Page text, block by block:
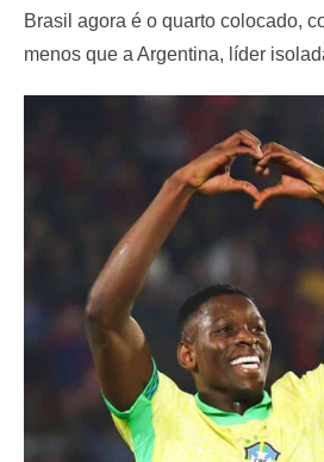
Brasil agora é o quarto colocado,
menos que a Argentina, líder